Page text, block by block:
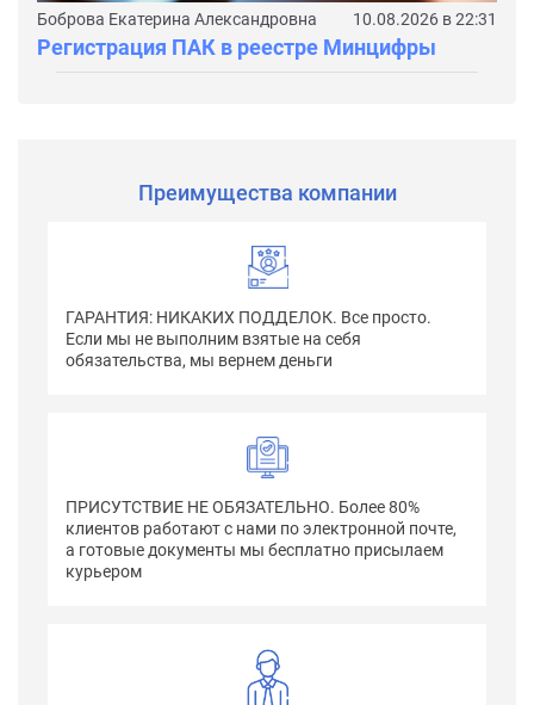
Боброва Екатерина Александровна 10.08.2026 в 22:31
Регистрация ПАК в реестре Минцифры
Преимущества компании
ГАРАНТИЯ: НИКАКИХ ПОДДЕЛОК. Все просто.
Если мы не выполним взятые на себя
обязательства, мы вернем деньги
ПРИСУТСТВИЕ НЕ ОБЯЗАТЕЛЬНО. Более 80%
клиентов работают с нами по электронной почте,
а готовые документы мы бесплатно присылаем
курьером